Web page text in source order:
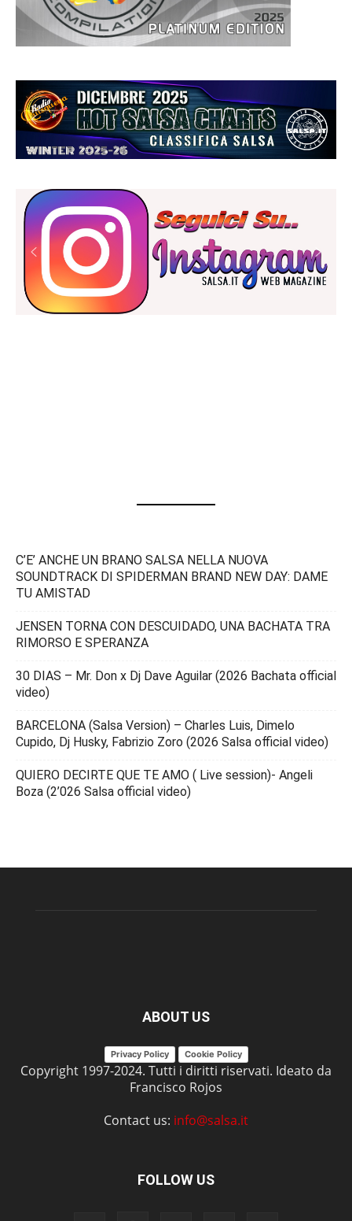
C’E’ ANCHE UN BRANO SALSA NELLA NUOVA
SOUNDTRACK DI SPIDERMAN BRAND NEW DAY: DAME
TU AMISTAD
JENSEN TORNA CON DESCUIDADO, UNA BACHATA TRA
RIMORSO E SPERANZA
30 DIAS – Mr. Don x Dj Dave Aguilar (2026 Bachata official
video)
BARCELONA (Salsa Version) – Charles Luis, Dimelo
Cupido, Dj Husky, Fabrizio Zoro (2026 Salsa official video)
QUIERO DECIRTE QUE TE AMO ( Live session)- Angeli
Boza (2’026 Salsa official video)
ABOUT US
Privacy Policy Cookie Policy
Copyright 1997-2024. Tutti i diritti riservati. Ideato da
Francisco Rojos
Contact us: info@salsa.it
FOLLOW US